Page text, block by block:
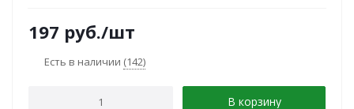
197 руб./шт
Есть в наличии (142)
В корзину